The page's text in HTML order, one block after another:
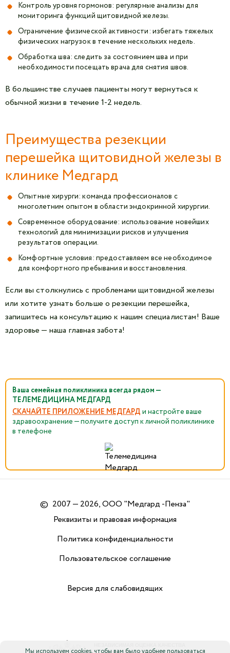
Контроль уровня гормонов: регулярные анализы для
мониторинга функций щитовидной железы.
Ограничение физической активности: избегать тяжелых
физических нагрузок в течение нескольких недель.
Обработка шва: следить за состоянием шва и при
необходимости посещать врача для снятия швов.
В большинстве случаев пациенты могут вернуться к
обычной жизни в течение 1-2 недель.
Преимущества резекции
перешейка щитовидной железы в
клинике Медгард
Опытные хирурги: команда профессионалов с
многолетним опытом в области эндокринной хирургии.
Современное оборудование: использование новейших
технологий для минимизации рисков и улучшения
результатов операции.
Комфортные условия: предоставляем все необходимое
для комфортного пребывания и восстановления.
Если вы столкнулись с проблемами щитовидной железы
или хотите узнать больше о резекции перешейка,
запишитесь на консультацию к нашим специалистам! Ваше
здоровье — наша главная забота!
Ваша семейная поликлиника всегда рядом —
ТЕЛЕМЕДИЦИНА МЕДГАРД
СКАЧАЙТЕ ПРИЛОЖЕНИЕ МЕДГАРД и настройте ваше
здравоохранение — получите доступ к личной поликлинике
в телефоне
© 2007 — 2026, ООО "Медгард -Пенза"
Реквизиты и правовая информация
Политика конфиденциальности
Пользовательское соглашение
Версия для слабовидящих
Мы используем cookies, чтобы вам было удобнее пользоваться